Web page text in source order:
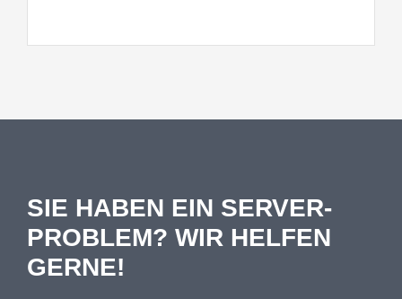
SIE HABEN EIN SERVER-
PROBLEM? WIR HELFEN
GERNE!